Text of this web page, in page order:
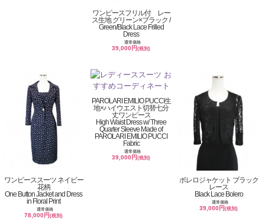
ワンピースフリル付 レー
ス生地 グリーン×ブラック /
Green/Black Lace Frilled
Dress
通常価格
39,000円(税別)
ワンピーススーツ ネイビー
花柄
One Button Jacket and Dress
in Floral Print
通常価格
78,000円(税別)
PAROLARI EMILIO PUCCI生
地×ハイウエスト切替七分
丈ワンピース
High Waist Dress w/ Three
Quarter Sleeve Made of
PAROLARI EMILIO PUCCI
Fabric
通常価格
39,000円(税別)
ボレロジャケット ブラック
レース
Black Lace Bolero
通常価格
39,000円(税別)